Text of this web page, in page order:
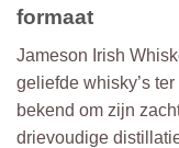
formaat
Jameson Irish
geliefde whisky’s
bekend om zijn
drievoudige